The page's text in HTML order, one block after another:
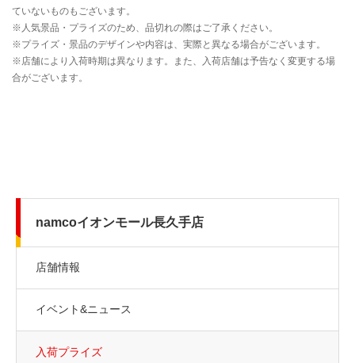
namcoイオンモール長久手店
店舗情報
イベント&ニュース
入荷プライズ